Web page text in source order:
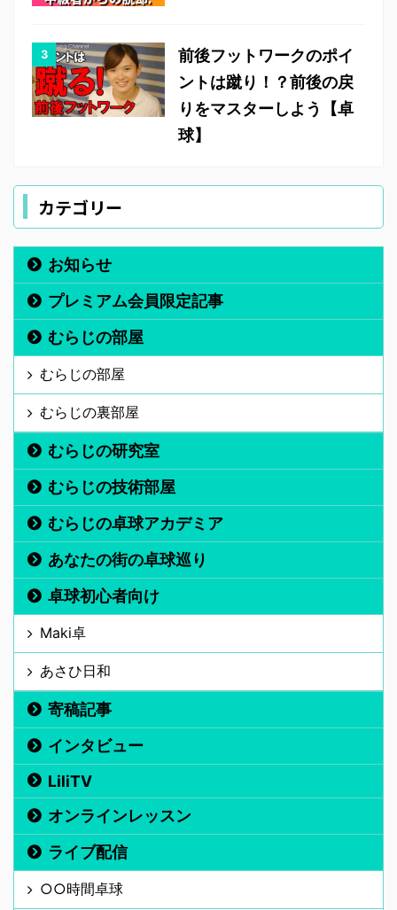
前後フットワークのポイ
ントは蹴り！？前後の戻
りをマスターしよう【卓
球】
カテゴリー
お知らせ
プレミアム会員限定記事
むらじの部屋
むらじの部屋
むらじの裏部屋
むらじの研究室
むらじの技術部屋
むらじの卓球アカデミア
あなたの街の卓球巡り
卓球初心者向け
Maki卓
あさひ日和
寄稿記事
インタビュー
LiliTV
オンラインレッスン
ライブ配信
○○時間卓球